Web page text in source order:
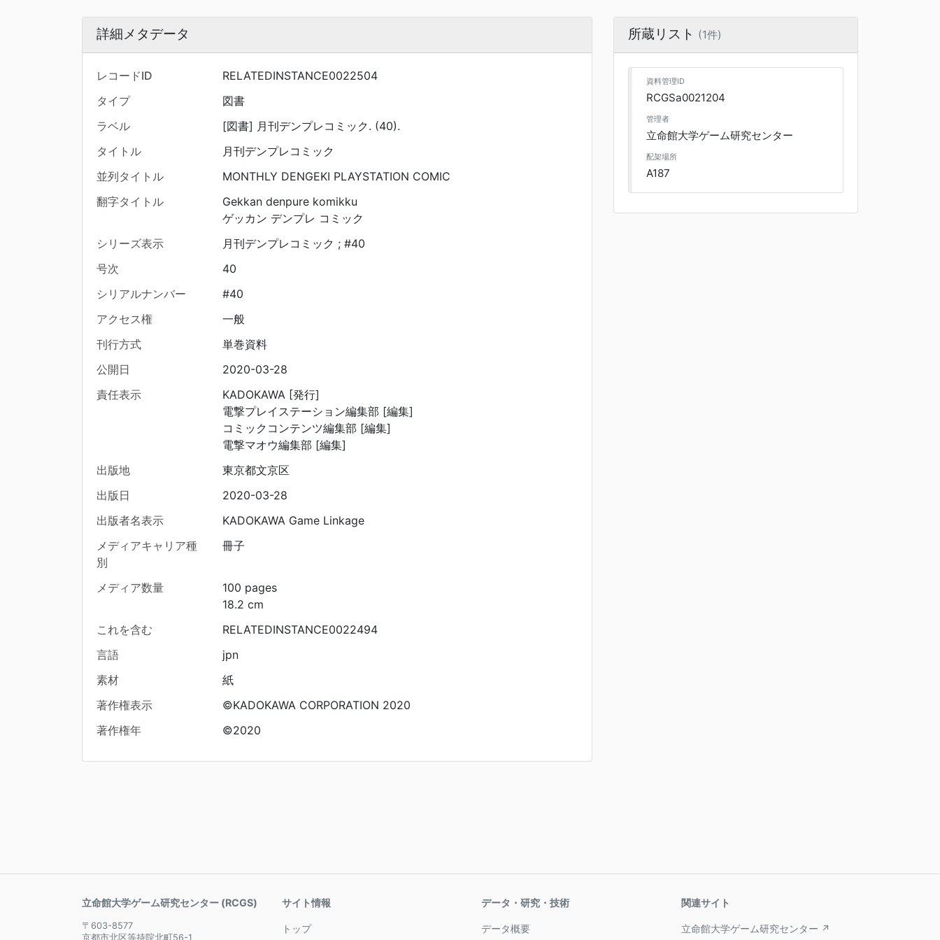
詳細メタデータ
レコードID
RELATEDINSTANCE0022504
タイプ
図書
ラベル
[図書] 月刊デンプレコミック. (40).
タイトル
月刊デンプレコミック
並列タイトル
MONTHLY DENGEKI PLAYSTATION COMIC
翻字タイトル
Gekkan denpure komikku
ゲッカン デンプレ コミック
シリーズ表示
月刊デンプレコミック ; #40
号次
40
シリアルナンバー
#40
アクセス権
一般
刊行方式
単巻資料
公開日
2020-03-28
責任表示
KADOKAWA [発行]
電撃プレイステーション編集部 [編集]
コミックコンテンツ編集部 [編集]
電撃マオウ編集部 [編集]
出版地
東京都文京区
出版日
2020-03-28
出版者名表示
KADOKAWA Game Linkage
メディアキャリア種
別
冊子
メディア数量
100 pages
18.2 cm
これを含む
RELATEDINSTANCE0022494
言語
jpn
素材
紙
著作権表示
©KADOKAWA CORPORATION 2020
著作権年
©2020
所蔵リスト (1件)
資料管理ID
RCGSa0021204
管理者
立命館大学ゲーム研究センター
配架場所
A187
立命館大学ゲーム研究センター (RCGS)
〒603-8577
京都市北区等持院北町56-1
サイト情報
トップ
データ・研究・技術
データ概要
関連サイト
立命館大学ゲーム研究センター ↗